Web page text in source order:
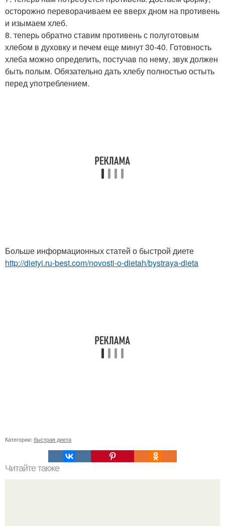
осторожно переворачиваем ее вверх дном на противень
и изымаем хлеб.
8. теперь обратно ставим противень с полуготовым
хлебом в духовку и печем еще минут 30-40. Готовность
хлеба можно определить, постучав по нему, звук должен
быть полым. Обязательно дать хлебу полностью остыть
перед употреблением.
Больше информационных статей о быстрой диете
http://dietyi.ru-best.com/novosti-o-dietah/bystraya-dieta
Категории: быстрая диета
Читайте также